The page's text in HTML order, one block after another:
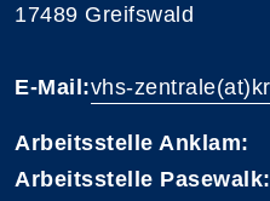
17489 Greifswald
E-Mail:vhs-
Arbeitsstelle Anklam:
Arbeitsstelle Pasewalk: